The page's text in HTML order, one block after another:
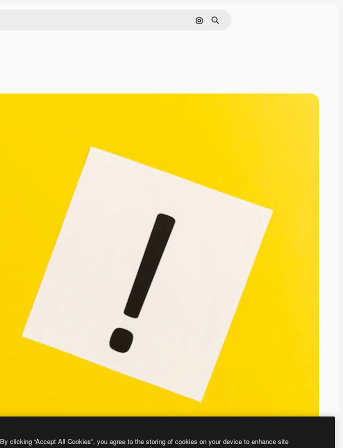
画像で検索
検索
By clicking “Accept All Cookies”, you agree to the storing of cookies on your device to enhance site